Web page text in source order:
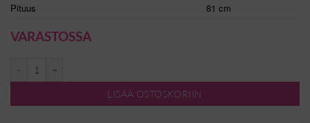
Pituus
81 cm
VARASTOSSA
LISÄÄ OSTOSKORIIN